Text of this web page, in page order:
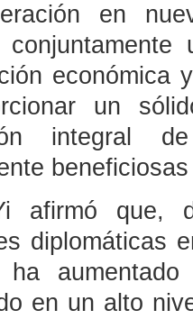
en
económica
un
integral
afirmó que,
diplomáticas
ha
en un alto